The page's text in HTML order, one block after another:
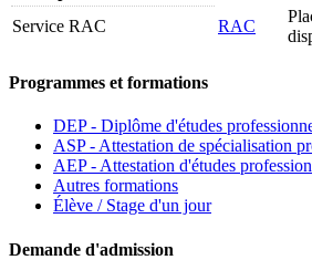
Service RAC
RAC
Programmes et formations
DEP - Diplôme d'études
ASP - Attestation de spécialisation
AEP - Attestation d'études
Autres formations
Élève / Stage d'un jour
Demande d'admission